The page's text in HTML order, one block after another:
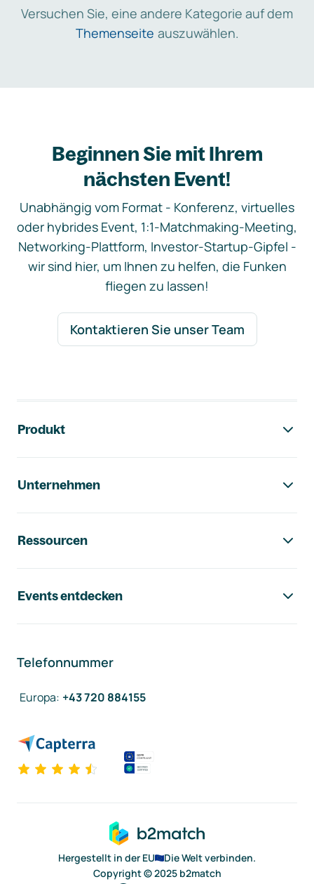
Versuchen Sie, eine andere Kategorie auf dem
Themenseite auszuwählen.
Beginnen Sie mit Ihrem
nächsten Event!
Unabhängig vom Format - Konferenz, virtuelles
oder hybrides Event, 1:1-Matchmaking-Meeting,
Networking-Plattform, Investor-Startup-Gipfel -
wir sind hier, um Ihnen zu helfen, die Funken
fliegen zu lassen!
Kontaktieren Sie unser Team
Produkt
Unternehmen
Ressourcen
Events entdecken
Telefonnummer
Europa: +43 720 884155
Hergestellt in der EU
Die Welt verbinden.
Copyright © 2025 b2match